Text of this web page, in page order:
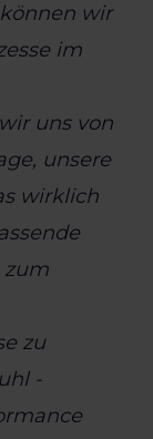
wir
im
uns von
unsere
wirklich
zum
zu
-